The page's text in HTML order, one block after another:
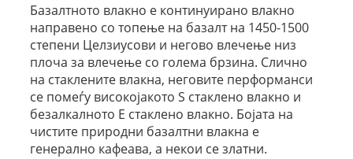
Базалтното влакно е континуирано влакно
направено со топење на базалт на 1450-1500
степени Целзиусови и негово влечење низ
плоча за влечење со голема брзина. Слично
на стаклените влакна, неговите перформанси
се помеѓу високојакото S стаклено влакно и
безалкалното E стаклено влакно. Бојата на
чистите природни базалтни влакна е
генерално кафеава, а некои се златни.